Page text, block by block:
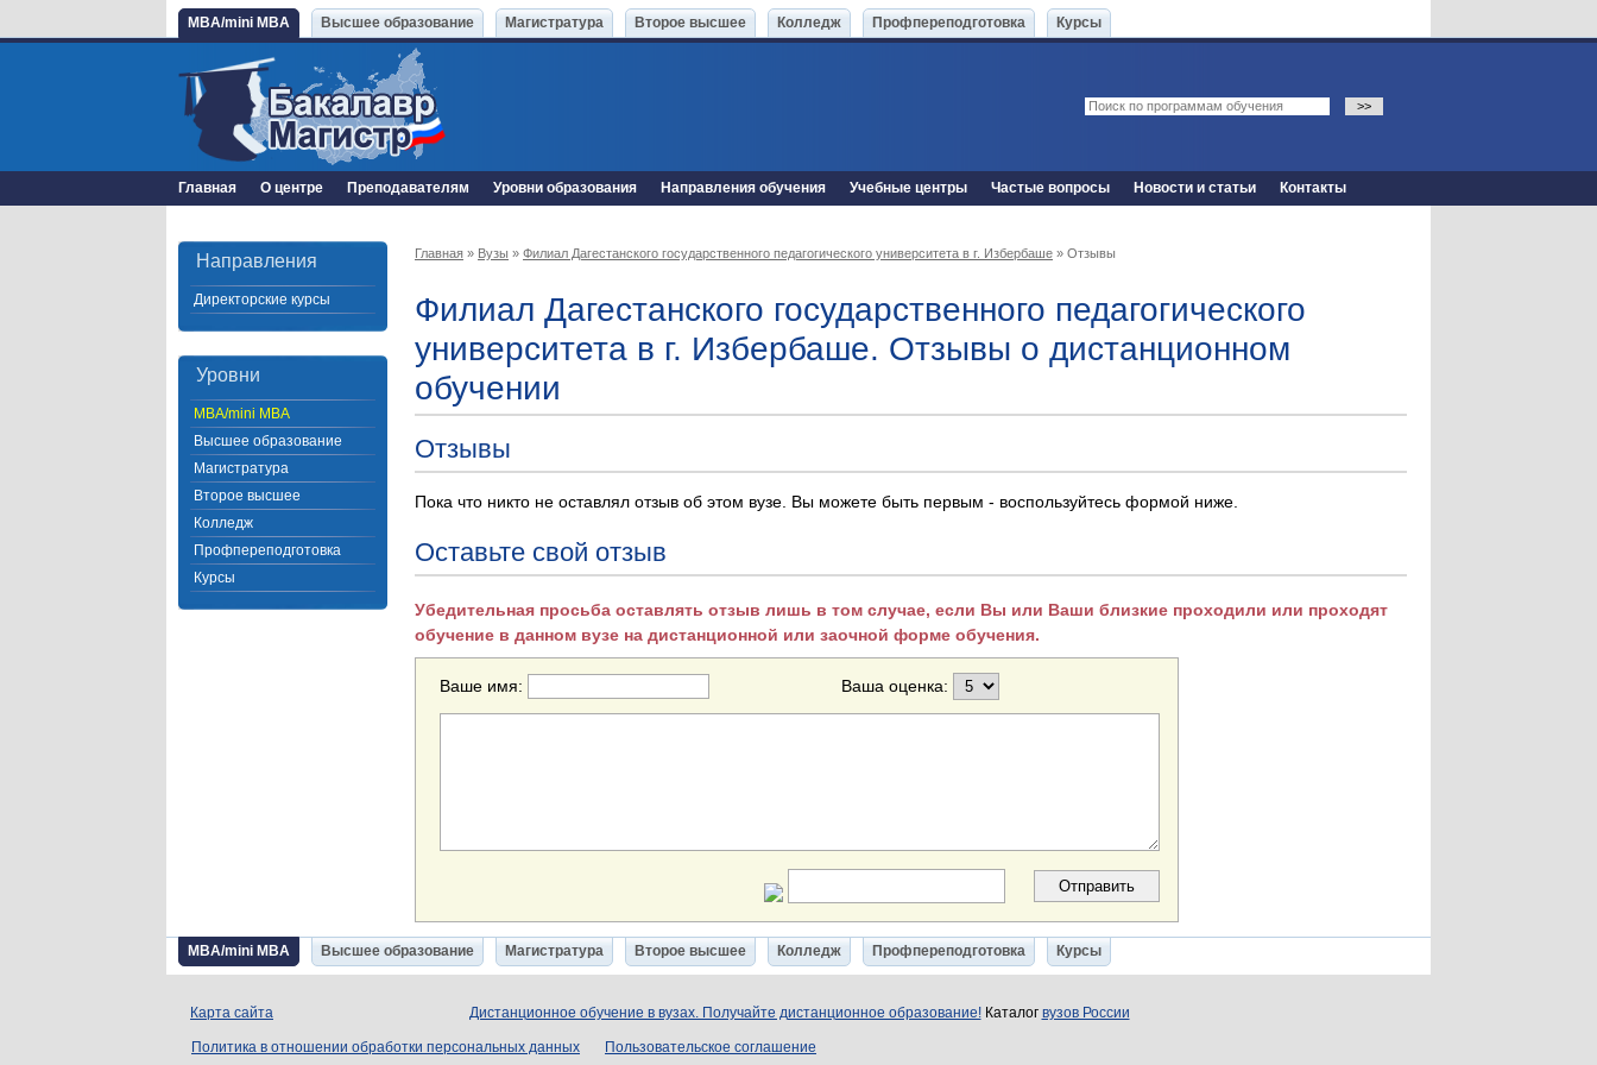
MBA/mini MBA Высшее образование Магистратура Второе высшее Колледж Профпереподготовка Курсы
Главная О центре Преподавателям Уровни образования Направления обучения Учебные центры Частые вопросы Новости и статьи Контакты
Направления
Директорские курсы
Уровни
MBA/mini MBA
Высшее образование
Магистратура
Второе высшее
Колледж
Профпереподготовка
Курсы
Главная » Вузы » Филиал Дагестанского государственного педагогического университета в г. Избербаше » Отзывы
Филиал Дагестанского государственного педагогического
университета в г. Избербаше. Отзывы о дистанционном
обучении
Отзывы
Пока что никто не оставлял отзыв об этом вузе. Вы можете быть первым - воспользуйтесь формой ниже.
Оставьте свой отзыв
Убедительная просьба оставлять отзыв лишь в том случае, если Вы или Ваши близкие проходили или проходят
обучение в данном вузе на дистанционной или заочной форме обучения.
Ваше имя: Ваша оценка:
MBA/mini MBA Высшее образование Магистратура Второе высшее Колледж Профпереподготовка Курсы
Карта сайта Дистанционное обучение в вузах. Получайте дистанционное образование!Каталог вузов России
Политика в отношении обработки персональных данных Пользовательское соглашение